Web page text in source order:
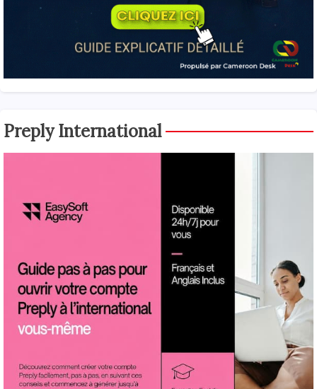
Preply International